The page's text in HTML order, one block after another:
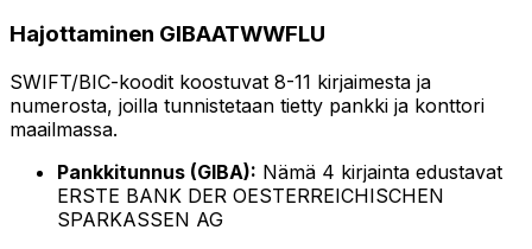
Hajottaminen GIBAATWWFLU
SWIFT/BIC-koodit koostuvat 8-11 kirjaimesta ja
numerosta, joilla tunnistetaan tietty pankki ja konttori
maailmassa.
Pankkitunnus (GIBA): Nämä 4 kirjainta edustavat
ERSTE BANK DER OESTERREICHISCHEN
SPARKASSEN AG